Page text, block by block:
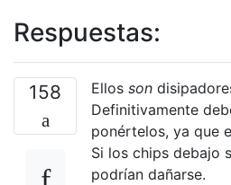
Respuestas:
158 Ellos son
Definitivamente
ponértelos, ya que
Si los chips debajo
podrían dañarse.